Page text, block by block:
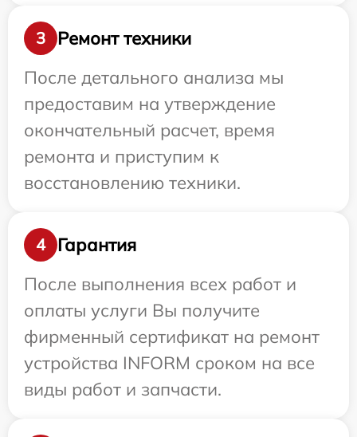
3
Ремонт техники
После детального анализа мы
предоставим на утверждение
окончательный расчет, время
ремонта и приступим к
восстановлению техники.
4
Гарантия
После выполнения всех работ и
оплаты услуги Вы получите
фирменный сертификат на ремонт
устройства INFORM сроком на все
виды работ и запчасти.